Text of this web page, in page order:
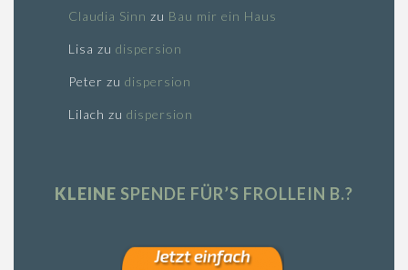
Claudia Sinn zu Bau mir ein Haus
Lisa zu dispersion
Peter zu dispersion
Lilach zu dispersion
KLEINE SPENDE FÜR’S FROLLEIN B.?